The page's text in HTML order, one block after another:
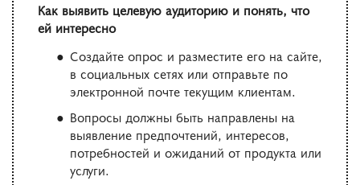
Как выявить целевую аудиторию и понять, что
ей интересно
Создайте опрос и разместите его на сайте,
в социальных сетях или отправьте по
электронной почте текущим клиентам.
Вопросы должны быть направлены на
выявление предпочтений, интересов,
потребностей и ожиданий от продукта или
услуги.